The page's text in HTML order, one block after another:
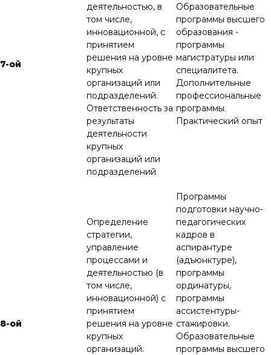
7-ой
деятельностью, в
том числе,
инновационной, с
принятием
решения на уровне
крупных
организаций или
подразделений.
Ответственность за
результаты
деятельности
крупных
организаций или
подразделений
Образовательные
программы высшего
образования -
программы
магистратуры или
специалитета.
Дополнительные
профессиональные
программы.
Практический опыт
8-ой
Определение
стратегии,
управление
процессами и
деятельностью (в
том числе,
инновационной) с
принятием
решения на уровне
крупных
организаций.
Программы
подготовки научно-
педагогических
кадров в
аспирантуре
(адъюнктуре),
программы
ординатуры,
программы
ассистентуры-
стажировки.
Образовательные
программы высшего